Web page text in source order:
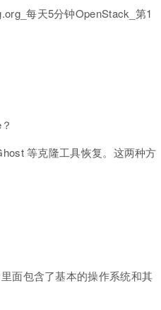
等克隆工具恢复。这两种方
面包含了基本的操作系统和其